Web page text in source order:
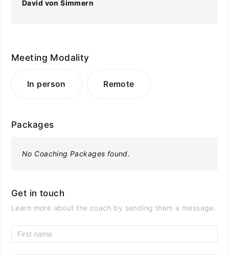
David von Simmern
Meeting Modality
In person Remote
Packages
No Coaching Packages found.
Get in touch
Learn more about the coach by sending them a message.